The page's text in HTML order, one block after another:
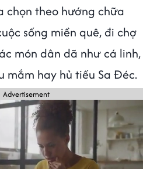
chọn theo hướng chữa
sống miền quê, đi chợ
món dân dã như cá linh,
mắm hay hủ tiếu Sa Đéc.
Advertisement